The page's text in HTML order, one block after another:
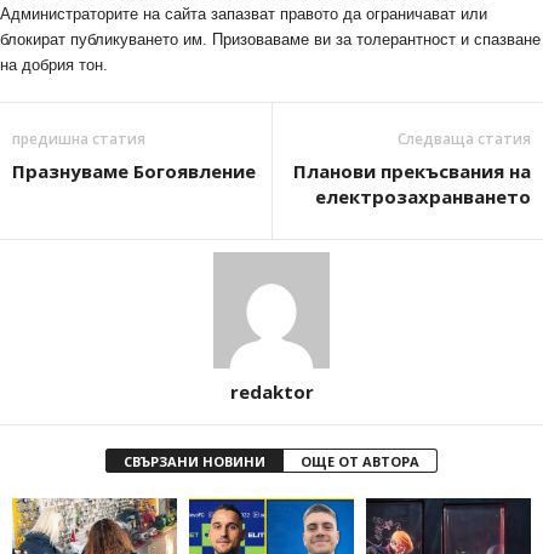
Администраторите на сайта запазват правото да ограничават или
блокират публикуването им. Призоваваме ви за толерантност и спазване
на добрия тон.
предишна статия
Празнуваме Богоявление
Следваща статия
Планови прекъсвания на
електрозахранването
redaktor
СВЪРЗАНИ НОВИНИ ОЩЕ ОТ АВТОРА